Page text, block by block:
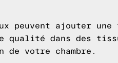
peuvent ajouter une
qualité dans des
votre chambre.